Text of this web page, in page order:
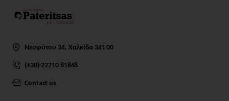
Νεοφύτου 34, Χαλκίδα 341 00
(+30)-22210 81848
Contact us